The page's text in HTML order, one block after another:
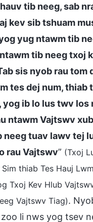
tib neeg, sab
kev sib tshuam
yug ntawm tib
tib neeg txoj
sis nyob rau tom
tes dej num, thiab
yog ib lo lus twv los
ntawm Vajtswv
neeg tuav lawv tej
rau Vajtswv” (Txoj
thiab Tes Hauj
Txoj Kev Hlub
Vajtswv Tiag).
li nws yog tsev